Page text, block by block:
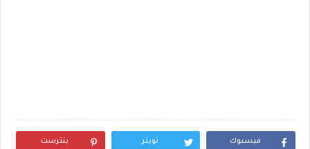
فيسبوك تويتر بنترست